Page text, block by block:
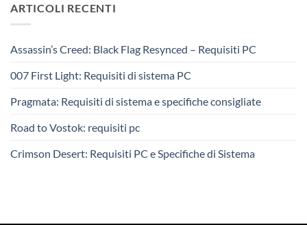
ARTICOLI RECENTI
Assassin’s Creed: Black Flag Resynced – Requisiti PC
007 First Light: Requisiti di sistema PC
Pragmata: Requisiti di sistema e specifiche consigliate
Road to Vostok: requisiti pc
Crimson Desert: Requisiti PC e Specifiche di Sistema